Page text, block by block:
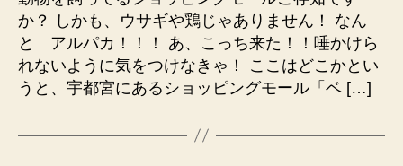
の
か？ しかも、ウサギや鶏じゃありません！ なん
と アルパカ！！！ あ、こっち来た！！唾かけら
れないように気をつけなきゃ！ ここはどこかとい
うと、宇都宮にあるショッピングモール「ベ […]